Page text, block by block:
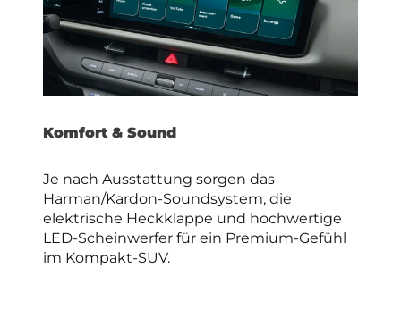
Komfort & Sound
Je nach Ausstattung sorgen das
Harman/Kardon-Soundsystem, die
elektrische Heckklappe und hochwertige
LED-Scheinwerfer für ein Premium-Gefühl
im Kompakt-SUV.